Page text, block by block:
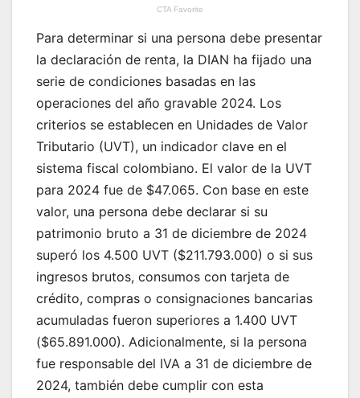
Para determinar si una persona debe presentar
la declaración de renta, la DIAN ha fijado una
serie de condiciones basadas en las
operaciones del año gravable 2024. Los
criterios se establecen en Unidades de Valor
Tributario (UVT), un indicador clave en el
sistema fiscal colombiano. El valor de la UVT
para 2024 fue de $47.065. Con base en este
valor, una persona debe declarar si su
patrimonio bruto a 31 de diciembre de 2024
superó los 4.500 UVT ($211.793.000) o si sus
ingresos brutos, consumos con tarjeta de
crédito, compras o consignaciones bancarias
acumuladas fueron superiores a 1.400 UVT
($65.891.000). Adicionalmente, si la persona
fue responsable del IVA a 31 de diciembre de
2024, también debe cumplir con esta